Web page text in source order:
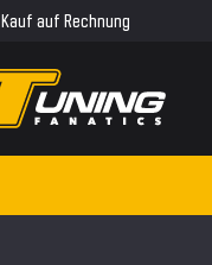
Kauf auf Rechnung